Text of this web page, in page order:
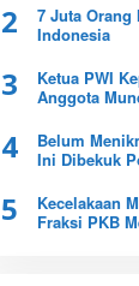
2
7 Juta Orang
Indonesia
3
Ketua PWI
Anggota
4
Belum
Ini Dibekuk
5
Kecelakaan
Fraksi PKB